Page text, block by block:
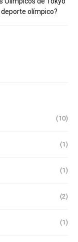
olímpico?
(10)
(1)
(1)
(2)
(1)